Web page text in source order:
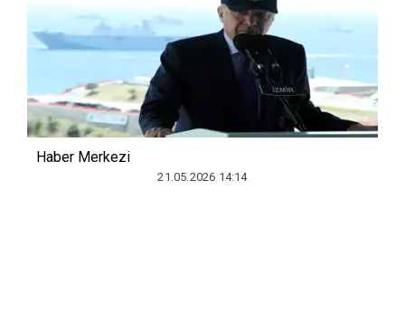
Haber Merkezi
21.05.2026 14:14